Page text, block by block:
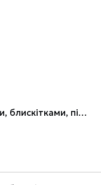
Нічник Різдвяний ліхтар із фігурами, блискітками, підсвіткою й музикою (від мережі, 3*AAA) 20см 2